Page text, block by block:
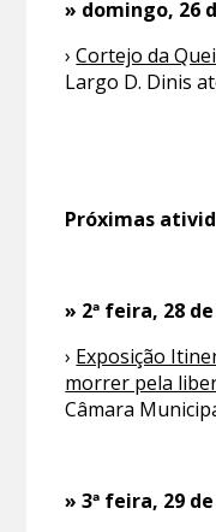
» domingo, 26
›Cortejo da
Largo D. Dinis
Próximas
» 2ª feira, 28
› Exposição
morrer pela
Câmara
» 3ª feira, 29